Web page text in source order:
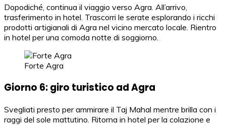
Dopodiché, continua il viaggio verso Agra. All’arrivo,
trasferimento in hotel. Trascorri le serate esplorando i ricchi
prodotti artigianali di Agra nel vicino mercato locale. Rientro
in hotel per una comoda notte di soggiorno.
Forte Agra
Giorno 6: giro turistico ad Agra
Svegliati presto per ammirare il Taj Mahal mentre brilla con i
raggi del sole mattutino. Ritorna in hotel per la colazione e